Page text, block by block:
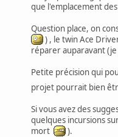
que l'emplacement
Question place, on
) , le twin Ace
réparer auparavant
Petite précision qui
projet pourrait bien
Si vous avez des
quelques incursions
mort
).